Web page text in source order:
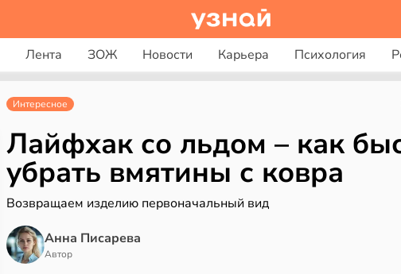
Лента ЗОЖ Новости Карьера Психология
Интересное
Лайфхак со льдом – как
убрать вмятины с ковра
Возвращаем изделию первоначальный вид
Анна Писарева
Автор